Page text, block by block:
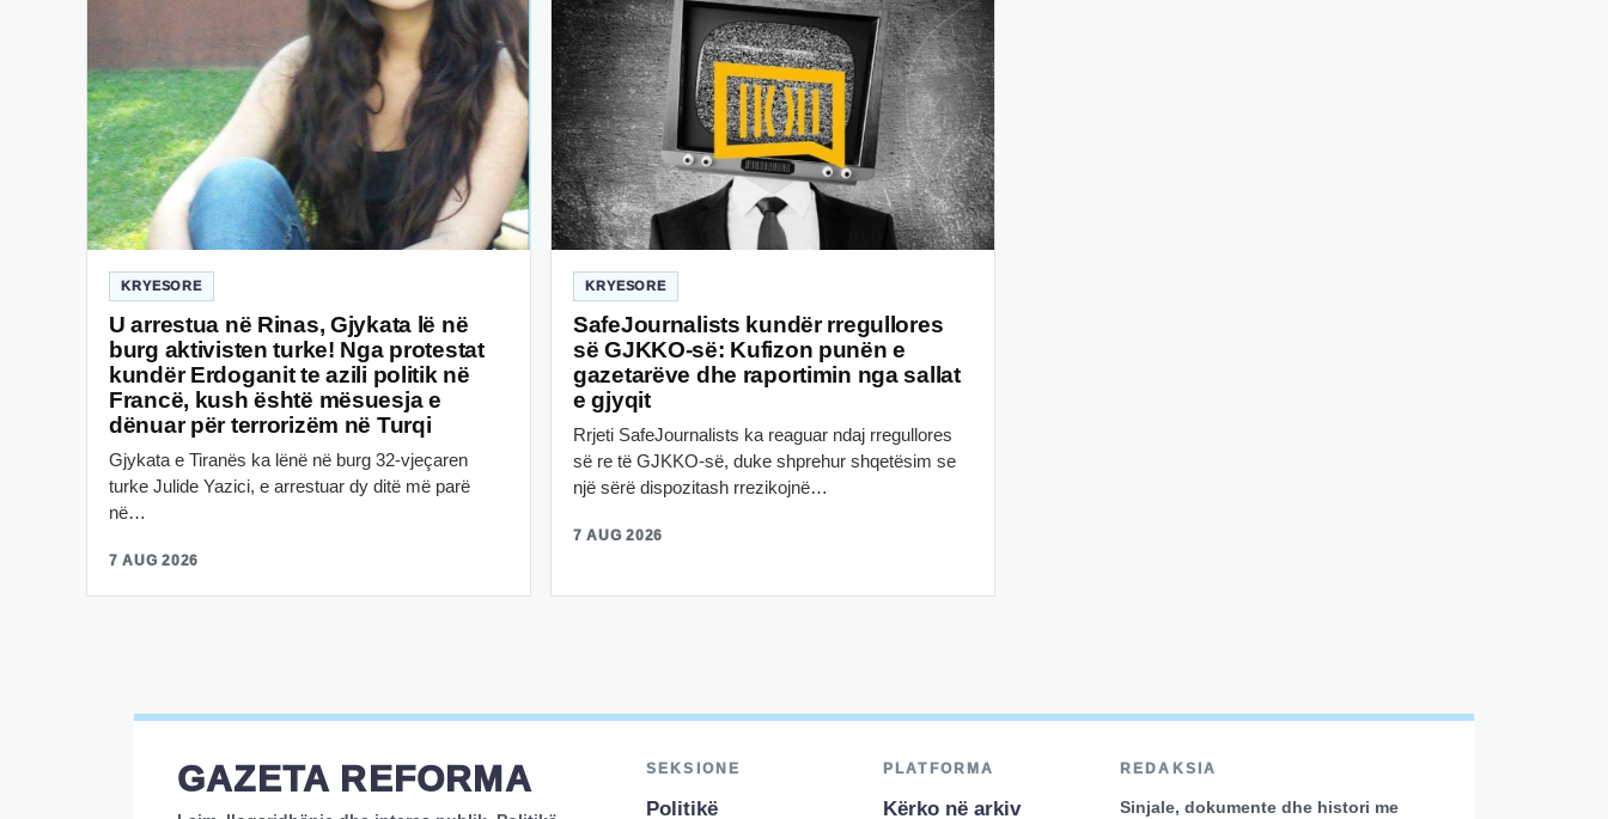
KRYESORE
U arrestua në Rinas, Gjykata lë në
burg aktivisten turke! Nga protestat
kundër Erdoganit te azili politik në
Francë, kush është mësuesja e
dënuar për terrorizëm në Turqi
Gjykata e Tiranës ka lënë në burg 32-vjeçaren
turke Julide Yazici, e arrestuar dy ditë më parë
në…
7 AUG 2026
KRYESORE
SafeJournalists kundër rregullores
së GJKKO-së: Kufizon punën e
gazetarëve dhe raportimin nga sallat
e gjyqit
Rrjeti SafeJournalists ka reaguar ndaj rregullores
së re të GJKKO-së, duke shprehur shqetësim se
një sërë dispozitash rrezikojnë…
7 AUG 2026
GAZETA REFORMA SEKSIONE
Politikë
PLATFORMA
Kërko në arkiv
REDAKSIA
Sinjale, dokumente dhe histori me